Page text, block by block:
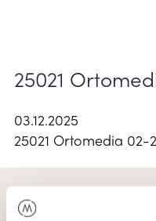
25021
03.12.2025
25021 Ortomedia 02-